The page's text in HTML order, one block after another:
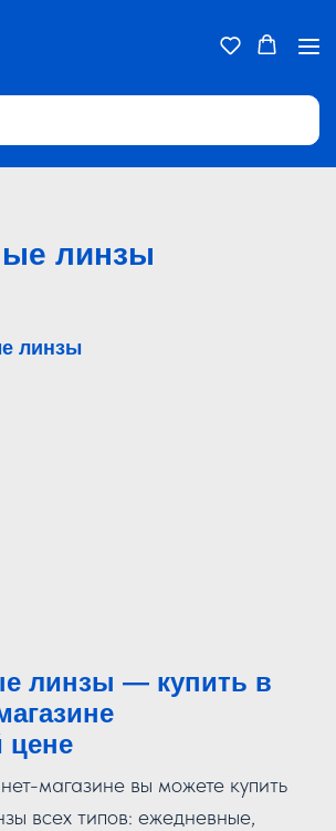
линзы
линзы
линзы — купить в
цене
магазине вы можете купить
всех типов: ежедневные,